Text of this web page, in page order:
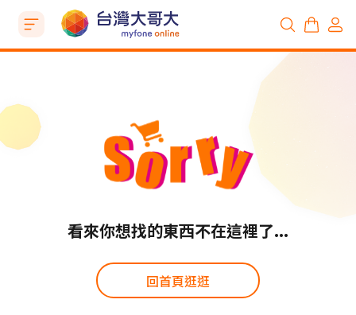
看來你想找的東西不在這裡了...
回首頁逛逛